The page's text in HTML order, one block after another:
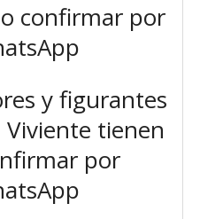
confirmar por
y figurantes
Viviente tienen
por